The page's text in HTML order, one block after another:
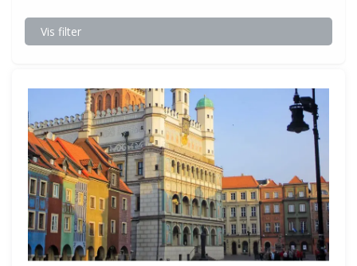
Vis filter